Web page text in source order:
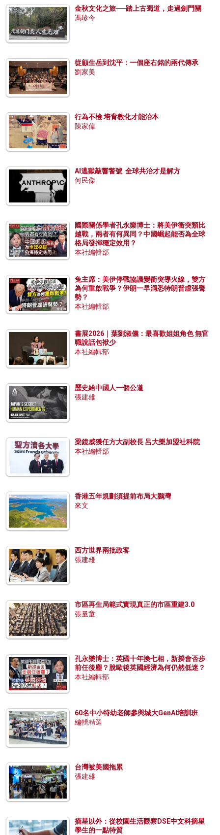
金秋文化之旅──踏上古蜀道，走過劍門關
馮珍今
從顧生岳到沈平：一個座右銘的兩代傳承
劉家美
行為不檢 培育教化才能治本
陳家偉
AI逃獄敲響警號 全球共治才是解方
何民傑
國際關係學者孔永樂博士：將美伊衝突類比
越戰，兩者有何異同？中國崛起能否為全球
格局發揮穩定效用？
本社編輯部
兔主席：美伊停戰協議變衝突導火線，雙方
為何重啟戰爭？伊朗一早洞悉特朗普虛張聲
勢？
本社編輯部
書展2026｜葉劉淑儀：最喜歡姐姐角色 無官
職說話包袱少
本社編輯部
歷史給中國人一個公道
張建雄
梁鏡威獲任方大副校長 呂大樂加盟社科院
本社編輯部
香港五年規劃須提前布局大鵬灣
來文
西方世界兩批政客
張建雄
市區再生局範式實現真正的市區重建3.0
張量童
孔永樂博士：英國十年換七相，新揆會否步
前任後塵？脫歐後英國經濟為何仍然低迷？
本社編輯部
60名中小特幼老師參與城大GenAI培訓班
編輯精選
台灣被美國拖累
張建雄
摘星以外：從校園生活觀察DSE中文科摘星
學生的一點特質